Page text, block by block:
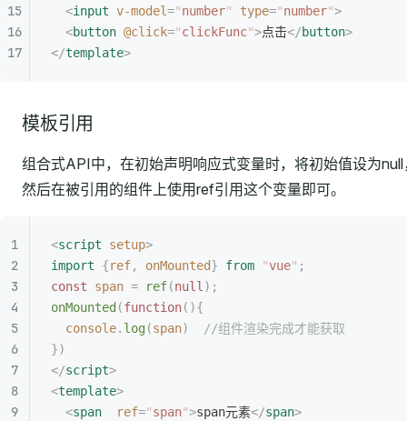
  <
input v-model="number" type="number">
  <
button @click="clickFunc">点击</button>
</template>
模板引用
组合式API中，在初始声明响应式变量时，将初始值设为null
然后在被引用的组件上使用ref引用这个变量即可。
<script setup>
import {ref, onMounted} from "vue" ;
const span = ref(null );
onMounted (function(){
  console
. log(span)
  //组件渲染完成才能获取
})
</script>
<template>
  <
span
  ref
="span">span元素</span>